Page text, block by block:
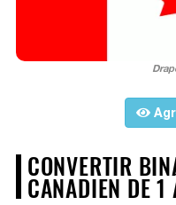
CONVERTIR
CANADIEN DE